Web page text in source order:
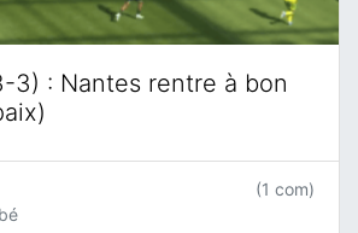
3) : Nantes rentre à bon
(1 com)